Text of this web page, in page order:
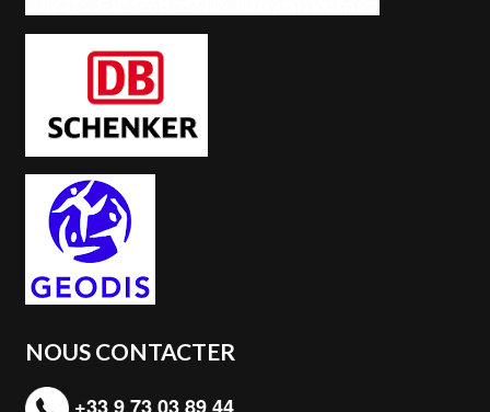
NOUS CONTACTER
+33 9 73 03 89 44